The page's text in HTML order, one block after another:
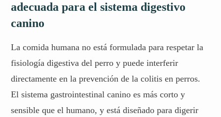
adecuada para el sistema digestivo
canino
La comida humana no está formulada para respetar la
fisiología digestiva del perro y puede interferir
directamente en la prevención de la colitis en perros.
El sistema gastrointestinal canino es más corto y
sensible que el humano, y está diseñado para digerir